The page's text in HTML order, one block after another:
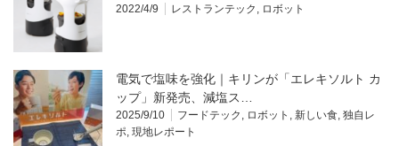
2022/4/9 レストランテック , ロボット
電気で塩味を強化｜キリンが「エレキソルト カ
ップ」新発売、減塩ス…
2025/9/10 フードテック , ロボット , 新しい食, 独自レ
ポ, 現地レポート